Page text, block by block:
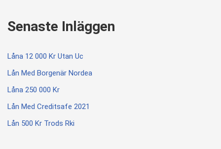
Senaste Inläggen
Låna 12 000 Kr Utan Uc
Lån Med Borgenär Nordea
Låna 250 000 Kr
Lån Med Creditsafe 2021
Lån 500 Kr Trods Rki